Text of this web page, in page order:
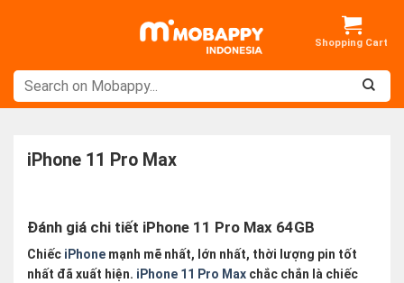
iPhone 11 Pro Max
Đánh giá chi tiết iPhone 11 Pro Max 64GB
Chiếc iPhone mạnh mẽ nhất, lớn nhất, thời lượng pin tốt
nhất đã xuất hiện. iPhone 11 Pro Max chắc chắn là chiếc